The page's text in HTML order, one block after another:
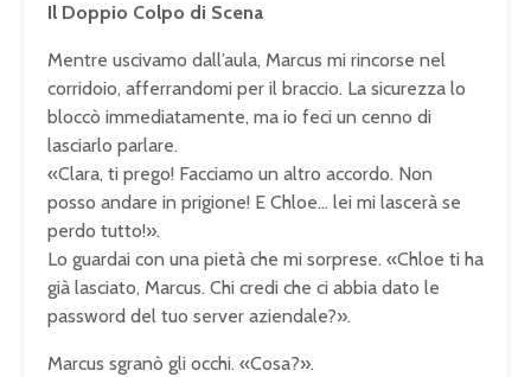
Il Doppio Colpo di Scena
Mentre uscivamo dall’aula, Marcus mi rincorse nel
corridoio, afferrandomi per il braccio. La sicurezza lo
bloccò immediatamente, ma io feci un cenno di
lasciarlo parlare.
«Clara, ti prego! Facciamo un altro accordo. Non
posso andare in prigione! E Chloe… lei mi lascerà se
perdo tutto!».
Lo guardai con una pietà che mi sorprese. «Chloe ti ha
già lasciato, Marcus. Chi credi che ci abbia dato le
password del tuo server aziendale?».
Marcus sgranò gli occhi. «Cosa?».